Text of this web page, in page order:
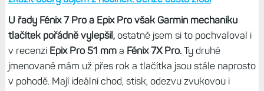
Ta sice nemají tak jasný stisk a mechanickou odezvu jako
běžné verze, ale nemusely by do budoucna trpět
problémy, jaké mám třeba s prvními Epixy nebo
Forerunner 255. Tyto hodinky mají různé dvojstisky,
některá tlačítka jsou tužší, jiná se musí pořádně
domáčknout a celé to není tak nějak konzistentní.